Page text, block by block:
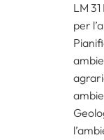
LM
per